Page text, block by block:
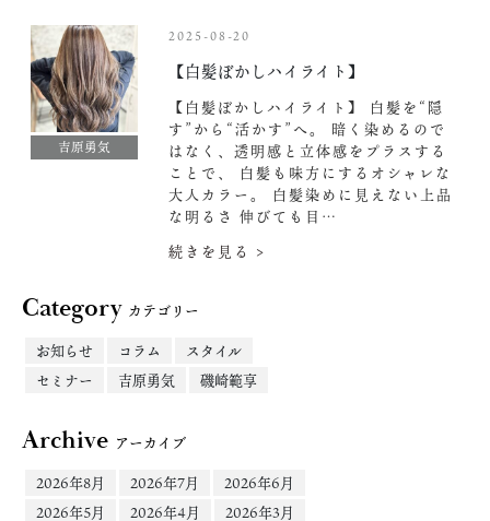
吉原勇気
2025-08-20
【白髪ぼかしハイライト】
【白髪ぼかしハイライト】 白髪を“隠
す”から“活かす”へ。 暗く染めるので
はなく、透明感と立体感をプラスする
ことで、 白髪も味方にするオシャレな
大人カラー。 白髪染めに見えない上品
な明るさ 伸びても目…
続きを見る >
Categoryカテゴリー
お知らせ
コラム
スタイル
セミナー
吉原勇気 磯崎範享
Archive アーカイブ
2026年8月
2026年7月
2026年6月
2026年5月
2026年4月
2026年3月